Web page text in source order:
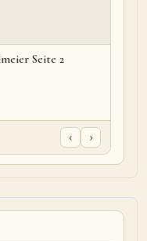
Seite 2
‹ ›